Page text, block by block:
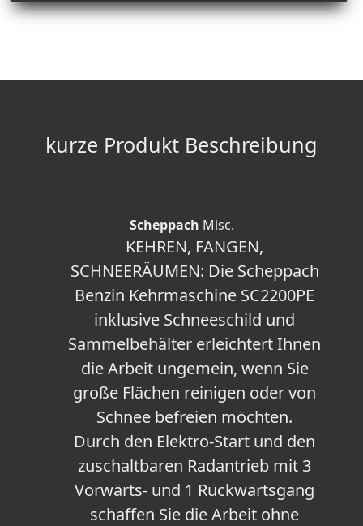
kurze Produkt Beschreibung
Scheppach Misc.
KEHREN, FANGEN,
SCHNEERÄUMEN: Die Scheppach
Benzin Kehrmaschine SC2200PE
inklusive Schneeschild und
Sammelbehälter erleichtert Ihnen
die Arbeit ungemein, wenn Sie
große Flächen reinigen oder von
Schnee befreien möchten.
Durch den Elektro-Start und den
zuschaltbaren Radantrieb mit 3
Vorwärts- und 1 Rückwärtsgang
schaffen Sie die Arbeit ohne